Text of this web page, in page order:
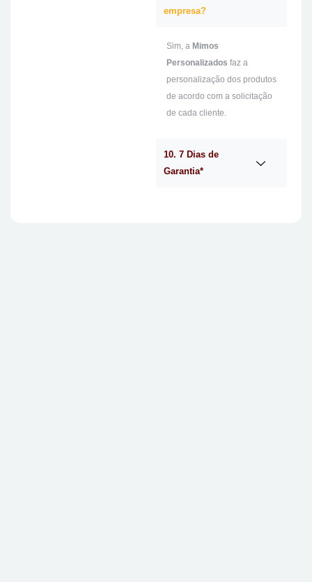
empresa?
Sim, a Mimos
Personalizados faz a
personalização dos produtos
de acordo com a solicitação
de cada cliente.
10. 7 Dias de
Garantia*